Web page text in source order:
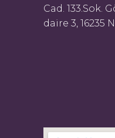
Cad. 133.Sok.
daire 3, 16235